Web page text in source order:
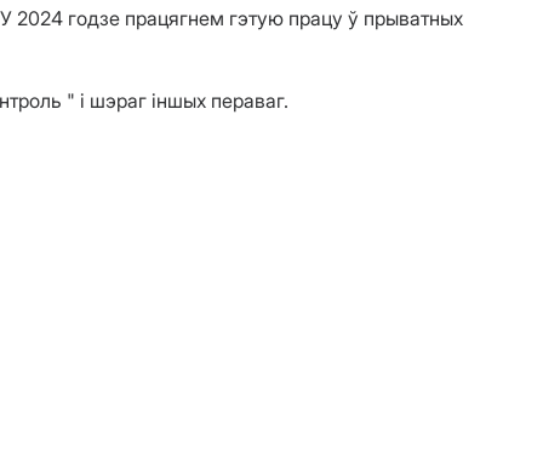
2024 годзе працягнем гэтую працу ў прыватных
" і шэраг іншых пераваг.